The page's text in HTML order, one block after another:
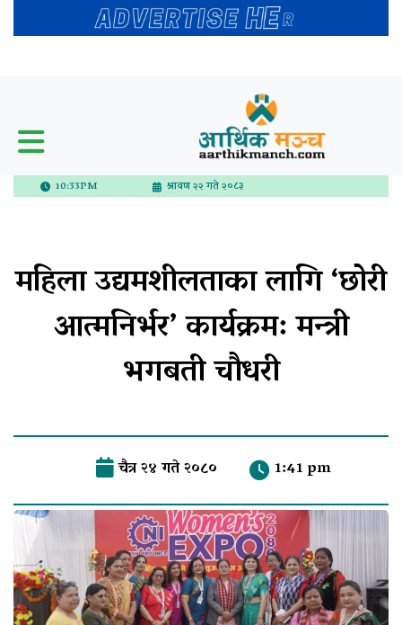
10:33PM श्रावण २२ गते २०८३
महिला उद्यमशीलताका लागि ‘छोरी
आत्मनिर्भर’ कार्यक्रम: मन्त्री
भगबती चाैधरी
चैत्र २४ गते २०८० 1:41 pm